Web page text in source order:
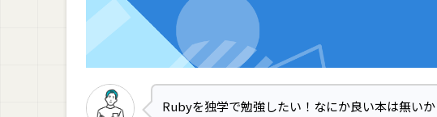
Rubyを独学で勉強したい！なにか良い本は無いか